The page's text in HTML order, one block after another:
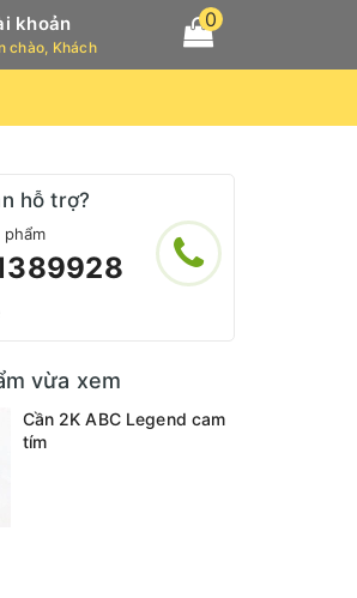
khoản
chào, Khách
0
hỗ trợ?
phẩm
vừa xem
Cần 2K ABC Legend cam
tím